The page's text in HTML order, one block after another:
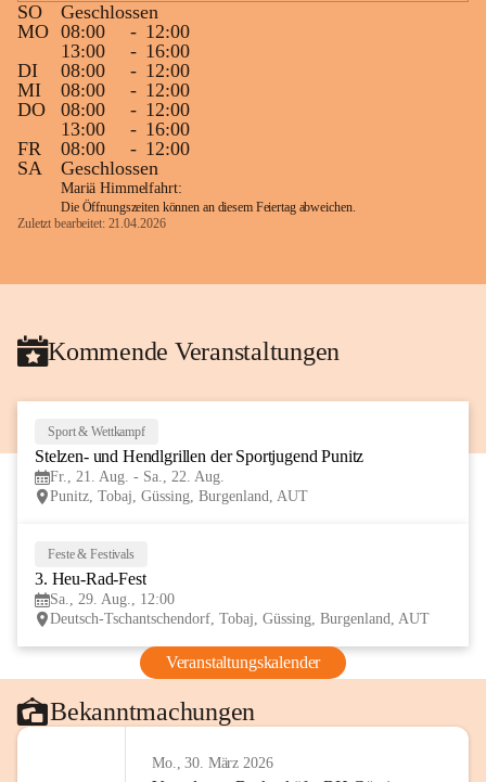
SO
Geschlossen
MO 08:00 - 12:00
13:00
- 16:00
DI
08:00 - 12:00
MI
08:00 - 12:00
DO
08:00 - 12:00
13:00
- 16:00
FR
08:00 - 12:00
SA
Geschlossen
Mariä Himmelfahrt:
Die Öffnungszeiten können an diesem Feiertag abweichen.
Zuletzt bearbeitet: 21.04.2026
Kommende Veranstaltungen
Sport & Wettkampf
Stelzen- und Hendlgrillen der Sportjugend Punitz
Fr., 21. Aug. - Sa., 22. Aug.
Punitz, Tobaj, Güssing, Burgenland, AUT
Feste & Festivals
3. Heu-Rad-Fest
Sa., 29. Aug., 12:00
Deutsch-Tschantschendorf, Tobaj, Güssing, Burgenland, AUT
Veranstaltungskalender
Bekanntmachungen
Mo., 30. März 2026